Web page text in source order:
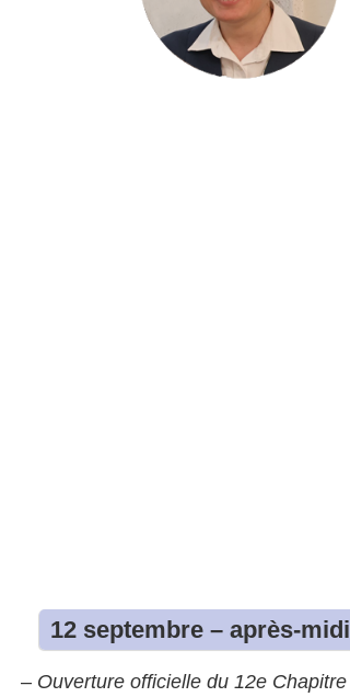
12 septembre – après-midi
– Ouverture officielle du 12e Chapitre